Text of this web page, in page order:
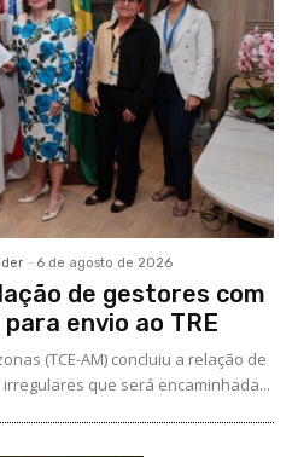
- 6 de agosto de 2026
de gestores com
envio ao TRE
(TCE-AM) concluiu a relação de
que será encaminhada...